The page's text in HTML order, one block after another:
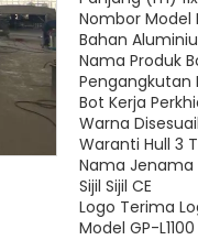
Nombor Model
Bahan
Nama Produk
Pengangkutan
Bot Kerja
Warna
Waranti Hull 3
Nama Jenama
Sijil Sijil CE
Logo Terima
Model GP-L1100